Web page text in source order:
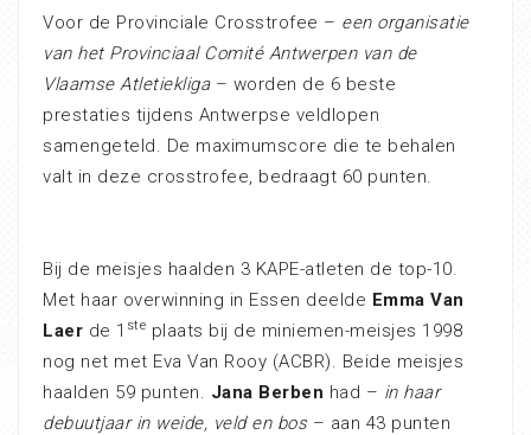
Voor de Provinciale Crosstrofee – een organisatie
van het Provinciaal Comité Antwerpen van de
Vlaamse Atletiekliga– worden de 6 beste
prestaties tijdens Antwerpse veldlopen
samengeteld. De maximumscore die te behalen
valt in deze crosstrofee, bedraagt 60 punten.
Bij de meisjes haalden 3 KAPE-atleten de top-10.
Met haar overwinning in Essen deelde Emma Van
Laer de 1 ste plaats bij de miniemen-meisjes 1998
nog net met Eva Van Rooy (ACBR). Beide meisjes
haalden 59 punten. Jana Berben had – in haar
debuutjaar in weide, veld en bos– aan 43 punten